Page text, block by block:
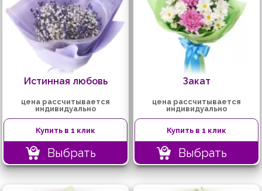
Истинная любовь
цена рассчитывается
индивидуально
Купить в 1 клик
Выбрать
Закат
цена рассчитывается
индивидуально
Купить в 1 клик
Выбрать